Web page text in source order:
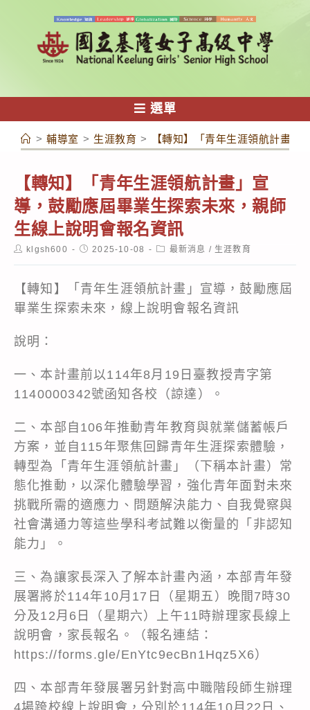
容
選單
> 輔導室 > 生涯教育 > 【轉知】「青年生涯領航計畫
【轉知】「青年生涯領航計畫」宣
導，鼓勵應屆畢業生探索未來，親師
生線上說明會報名資訊
Postklgsh600
Post2025-10-08
Post最新消息 / 生涯教育
【轉知】「青年生涯領航計畫」宣導，鼓勵應屆
畢業生探索未來，線上說明會報名資訊
說明：
一、本計畫前以114年8月19日臺教授青字第
1140000342號函知各校（諒達）。
二、本部自106年推動青年教育與就業儲蓄帳戶
方案，並自115年聚焦回歸青年生涯探索體驗，
轉型為「青年生涯領航計畫」（下稱本計畫）常
態化推動，以深化體驗學習，強化青年面對未來
挑戰所需的適應力、問題解決能力、自我覺察與
社會溝通力等這些學科考試難以衡量的「非認知
能力」。
三、為讓家長深入了解本計畫內涵，本部青年發
展署將於114年10月17日（星期五）晚間7時30
分及12月6日（星期六）上午11時辦理家長線上
說明會，家長報名。（報名連結：
https://forms.gle/EnYtc9ecBn1Hqz5X6）
四、本部青年發展署另針對高中職階段師生辦理
4場跨校線上說明會，分別於114年10月22日、